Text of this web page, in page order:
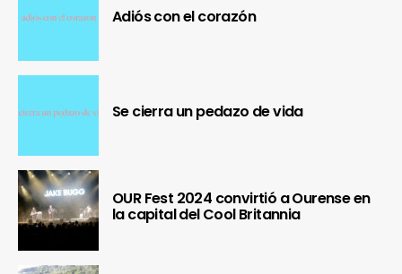
Adiós con el corazón
Se cierra un pedazo de vida
OUR Fest 2024 convirtió a Ourense en
la capital del Cool Britannia